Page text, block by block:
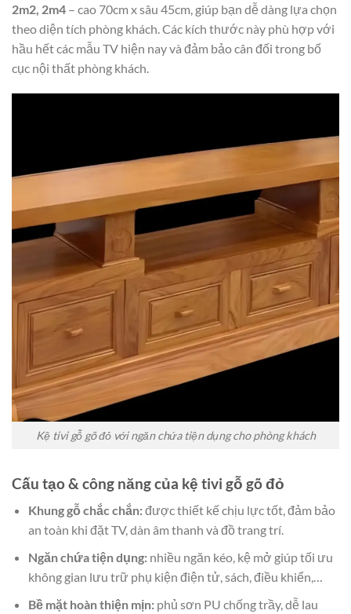
2m2, 2m4 – cao 70cm x sâu 45cm, giúp bạn dễ dàng lựa chọn
theo diện tích phòng khách. Các kích thước này phù hợp với
hầu hết các mẫu TV hiện nay và đảm bảo cân đối trong bố
cục nội thất phòng khách.
Kệ tivi gỗ gõ đỏ với ngăn chứa tiện dụng cho phòng khách
Cấu tạo & công năng của kệ tivi gỗ gõ đỏ
Khung gỗ chắc chắn:được thiết kế chịu lực tốt, đảm bảo
an toàn khi đặt TV, dàn âm thanh và đồ trang trí.
Ngăn chứa tiện dụng:nhiều ngăn kéo, kệ mở giúp tối ưu
không gian lưu trữ phụ kiện điện tử, sách, điều khiển,…
Bề mặt hoàn thiện mịn:phủ sơn PU chống trầy, dễ lau